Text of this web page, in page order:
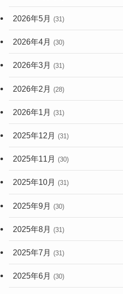
2026年5月 (31)
2026年4月 (30)
2026年3月 (31)
2026年2月 (28)
2026年1月 (31)
2025年12月 (31)
2025年11月 (30)
2025年10月 (31)
2025年9月 (30)
2025年8月 (31)
2025年7月 (31)
2025年6月 (30)